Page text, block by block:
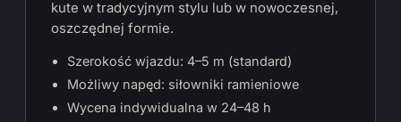
kute w tradycyjnym stylu lub w nowoczesnej,
oszczędnej formie.
Szerokość wjazdu: 4–5 m (standard)
Możliwy napęd: siłowniki ramieniowe
Wycena indywidualna w 24–48 h